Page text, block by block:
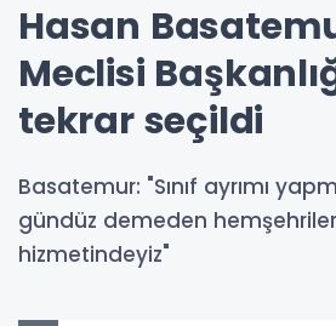
Hasan
Meclisi
tekrar seçildi
Basatemur: "Sınıf ayrımı
gündüz demeden
hizmetindeyiz"